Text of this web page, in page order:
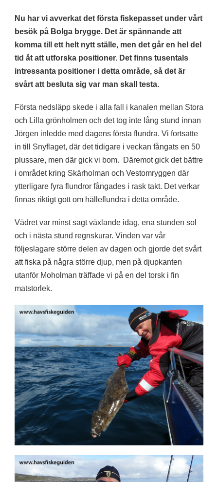
Nu har vi avverkat det första fiskepasset under vårt
besök på Bolga brygge. Det är spännande att
komma till ett helt nytt ställe, men det går en hel del
tid åt att utforska positioner. Det finns tusentals
intressanta positioner i detta område, så det är
svårt att besluta sig var man skall testa.
Första nedsläpp skede i alla fall i kanalen mellan Stora
och Lilla grönholmen och det tog inte lång stund innan
Jörgen inledde med dagens första flundra. Vi fortsatte
in till Snyflaget, där det tidigare i veckan fångats en 50
plussare, men där gick vi bom. Däremot gick det bättre
i området kring Skärholman och Vestomryggen där
ytterligare fyra flundror fångades i rask takt. Det verkar
finnas riktigt gott om hälleflundra i detta område.
Vädret var minst sagt växlande idag, ena stunden sol
och i nästa stund regnskurar. Vinden var vår
följeslagare större delen av dagen och gjorde det svårt
att fiska på några större djup, men på djupkanten
utanför Moholman träffade vi på en del torsk i fin
matstorlek.